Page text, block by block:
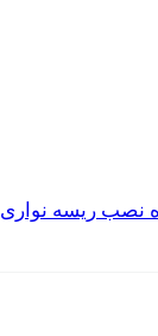
نصب ریسه نواری